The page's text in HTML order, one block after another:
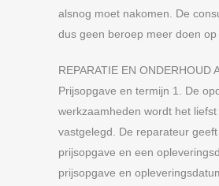
alsnog moet nakomen. De
dus geen beroep meer doen op
REPARATIE EN ONDERHOUD
Prijsopgave en termijn 1. De
werkzaamheden wordt het
vastgelegd. De reparateur
prijsopgave en een
prijsopgave en